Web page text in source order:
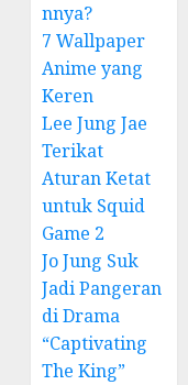
nnya?
7 Wallpaper
Anime yang
Keren
Lee Jung Jae
Terikat
Aturan Ketat
untuk Squid
Game 2
Jo Jung Suk
Jadi Pangeran
di Drama
“Captivating
The King”